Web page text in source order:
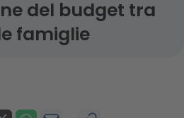
del budget tra
famiglie